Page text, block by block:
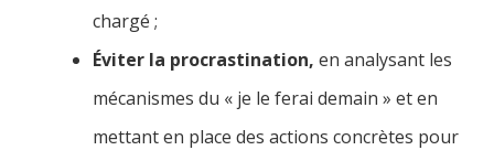
chargé ;
Éviter la procrastination, en analysant les
mécanismes du « je le ferai demain » et en
mettant en place des actions concrètes pour